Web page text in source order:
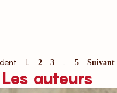
1 2 3 5 Suivant
Les auteurs